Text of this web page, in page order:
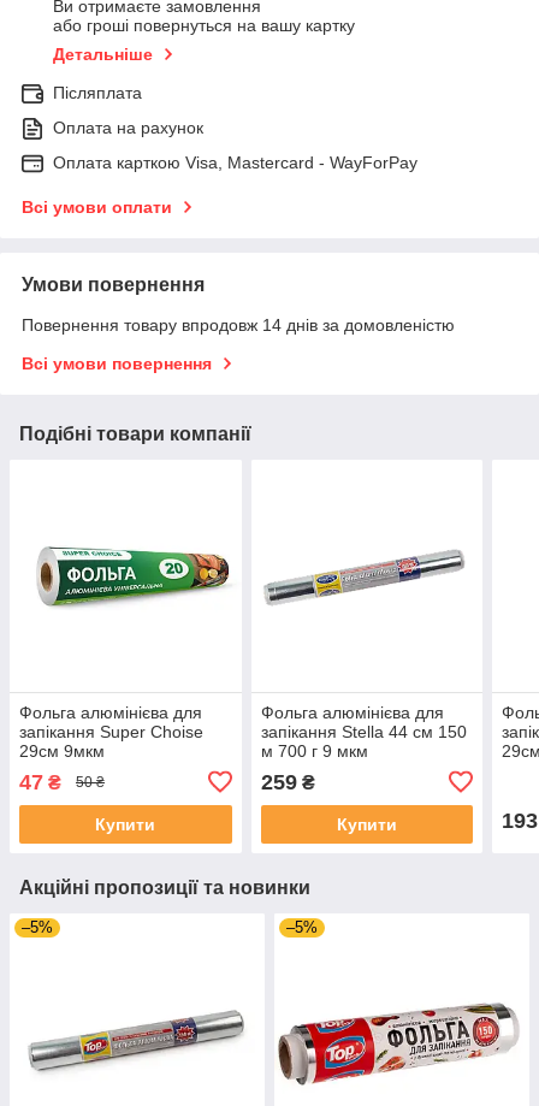
Ви отримаєте замовлення
або гроші повернуться на вашу картку
Детальніше
Післяплата
Оплата на рахунок
Оплата карткою Visa, Mastercard - WayForPay
Всі умови оплати
Умови повернення
Повернення товару впродовж 14 днів за домовленістю
Всі умови повернення
Подібні товари компанії
Фольга алюмінієва для
запікання Super Choise
29см 9мкм
47 ₴ 50 ₴
Купити
Фольга алюмінієва для
запікання Stella 44 см 150
м 700 г 9 мкм
259₴
Купити 193
Акційні пропозиції та новинки
–5% –5%